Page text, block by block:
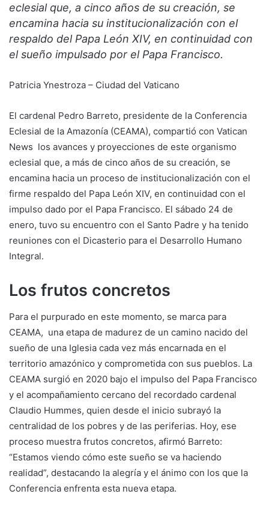
eclesial que, a cinco años de su creación, se
encamina hacia su institucionalización con el
respaldo del Papa León XIV, en continuidad con
el sueño impulsado por el Papa Francisco.
Patricia Ynestroza – Ciudad del Vaticano
El cardenal Pedro Barreto, presidente de la Conferencia
Eclesial de la Amazonía (CEAMA), compartió con Vatican
News los avances y proyecciones de este organismo
eclesial que, a más de cinco años de su creación, se
encamina hacia un proceso de institucionalización con el
firme respaldo del Papa León XIV, en continuidad con el
impulso dado por el Papa Francisco. El sábado 24 de
enero, tuvo su encuentro con el Santo Padre y ha tenido
reuniones con el Dicasterio para el Desarrollo Humano
Integral.
Los frutos concretos
Para el purpurado en este momento, se marca para
CEAMA, una etapa de madurez de un camino nacido del
sueño de una Iglesia cada vez más encarnada en el
territorio amazónico y comprometida con sus pueblos. La
CEAMA surgió en 2020 bajo el impulso del Papa Francisco
y el acompañamiento cercano del recordado cardenal
Claudio Hummes, quien desde el inicio subrayó la
centralidad de los pobres y de las periferias. Hoy, ese
proceso muestra frutos concretos, afirmó Barreto:
“Estamos viendo cómo este sueño se va haciendo
realidad”, destacando la alegría y el ánimo con los que la
Conferencia enfrenta esta nueva etapa.